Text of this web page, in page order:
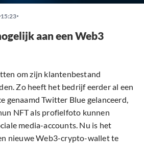
15:23
aan een Web3
om zijn klantenbestand
Zo heeft het bedrijf eerder al een
genaamd Twitter Blue gelanceerd,
NFT als profielfoto kunnen
media-accounts. Nu is het
nieuwe Web3-crypto-wallet te